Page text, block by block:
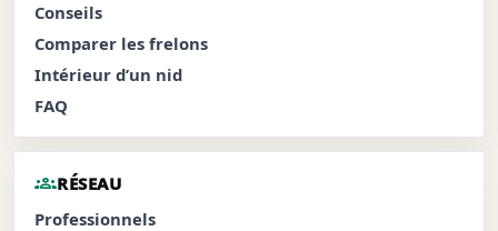
Conseils
Comparer les frelons
Intérieur d’un nid
FAQ
groupsRÉSEAU
Professionnels